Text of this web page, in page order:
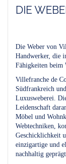
DIE
Die Weber von
Handwerker, die
Fähigkeiten beim
Villefranche de
Südfrankreich
Luxusweberei.
Leidenschaft
Möbel und
Webtechniken,
Geschicklichkeit
einzigartige und
nachhaltig